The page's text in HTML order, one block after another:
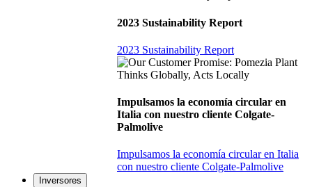
2023 Sustainability Report
2023 Sustainability Report
Impulsamos la economía circular en
Italia con nuestro cliente Colgate-
Palmolive
Impulsamos la economía circular en Italia
con nuestro cliente Colgate-Palmolive
Inversores